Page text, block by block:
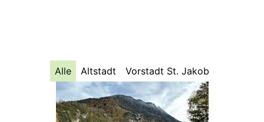
Altstadt Vorstadt St. Jakob
Alle